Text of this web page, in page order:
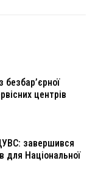
центрів
завершився
для Національної